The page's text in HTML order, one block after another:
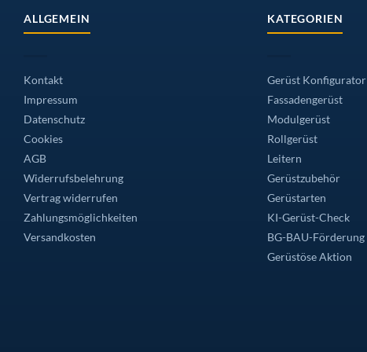
ALLGEMEIN
Kontakt
Impressum
Datenschutz
Cookies
AGB
Widerrufsbelehrung
Vertrag widerrufen
Zahlungsmöglichkeiten
Versandkosten
KATEGORIEN
Gerüst Konfigurator
Fassadengerüst
Modulgerüst
Rollgerüst
Leitern
Gerüstzubehör
Gerüstarten
KI-Gerüst-Check
BG-BAU-Förderung
Gerüstöse Aktion